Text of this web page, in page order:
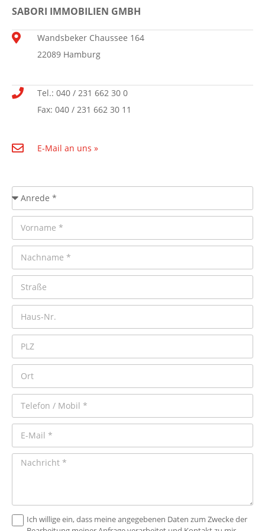
SABORI IMMOBILIEN GMBH
Wandsbeker Chaussee 164
22089 Hamburg
Tel.: 040 / 231 662 30 0
Fax: 040 / 231 662 30 11
E-Mail an uns »
Ich willige ein, dass meine angegebenen Daten zum Zwecke der